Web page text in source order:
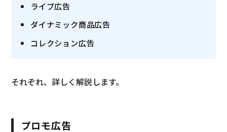
ライブ広告
ダイナミック商品広告
コレクション広告
それぞれ、詳しく解説します。
プロモ広告